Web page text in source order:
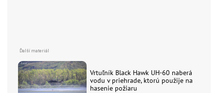
Vrtuľník Black Hawk UH-60 naberá
vodu v priehrade, ktorú použije na
hasenie požiaru